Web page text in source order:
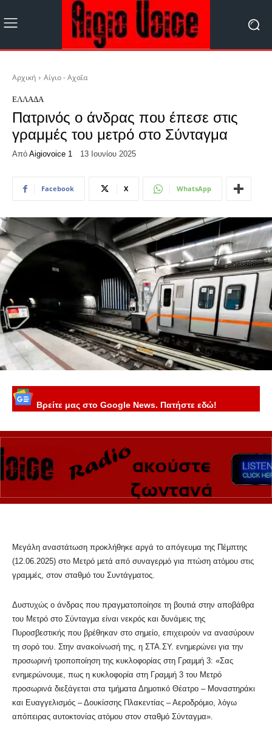
Αρχική Αίγιο - Αχαΐα
ΕΛΛΆΔΑ
Πατρινός ο άνδρας που έπεσε στις
γραμμές του μετρό στο Σύνταγμα
Από Aigiovoice 1 13 Ιουνίου 2025
Facebook X WhatsApp
Βρείτε μας στο Google News. Πατήστε εδώ!
Μεγάλη αναστάτωση προκλήθηκε αργά το απόγευμα της Πέμπτης
(12.06.2025) στο Μετρό μετά από συναγερμό για πτώση ατόμου στις
γραμμές, στον σταθμό του Συντάγματος.
Δυστυχώς ο άνδρας που πραγματοποίησε τη βουτιά στην αποβάθρα
του Μετρό στο Σύνταγμα είναι νεκρός και δυνάμεις της
Πυροσβεστικής που βρέθηκαν στο σημείο, επιχειρούν να ανασύρουν
τη σορό του. Στην ανακοίνωσή της, η ΣΤΑ.ΣΥ. ενημερώνει για την
προσωρινή τροποποίηση της κυκλοφορίας στη Γραμμή 3: «Σας
ενημερώνουμε, πως η κυκλοφορία στη Γραμμή 3 του Μετρό
προσωρινά διεξάγεται στα τμήματα Δημοτικό Θέατρο – Μοναστηράκι
και Ευαγγελισμός – Δουκίσσης Πλακεντίας – Αεροδρόμιο, λόγω
απόπειρας αυτοκτονίας ατόμου στον σταθμό Σύνταγμα».